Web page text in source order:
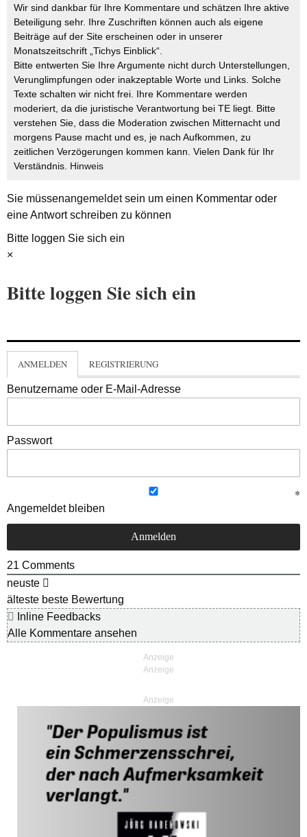
Wir sind dankbar für Ihre Kommentare und schätzen Ihre aktive
Beteiligung sehr. Ihre Zuschriften können auch als eigene
Beiträge auf der Site erscheinen oder in unserer
Monatszeitschrift „Tichys Einblick“.
Bitte entwerten Sie Ihre Argumente nicht durch Unterstellungen,
Verunglimpfungen oder inakzeptable Worte und Links. Solche
Texte schalten wir nicht frei. Ihre Kommentare werden
moderiert, da die juristische Verantwortung bei TE liegt. Bitte
verstehen Sie, dass die Moderation zwischen Mitternacht und
morgens Pause macht und es, je nach Aufkommen, zu
zeitlichen Verzögerungen kommen kann. Vielen Dank für Ihr
Verständnis. Hinweis
Sie müssenangemeldetsein um einen Kommentar oder
eine Antwort schreiben zu können
Bitte loggen Sie sich ein
×
Bitte loggen Sie sich ein
ANMELDEN REGISTRIERUNG
Benutzername oder E-Mail-Adresse
Passwort
Angemeldet bleiben
21 Comments
neuste
älteste beste Bewertung
Inline Feedbacks
Alle Kommentare ansehen
Anzeige